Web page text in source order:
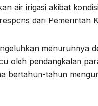
air irigasi akibat
dari Pemerintah
menurunnya
oleh pendangkalan
bertahun-tahun